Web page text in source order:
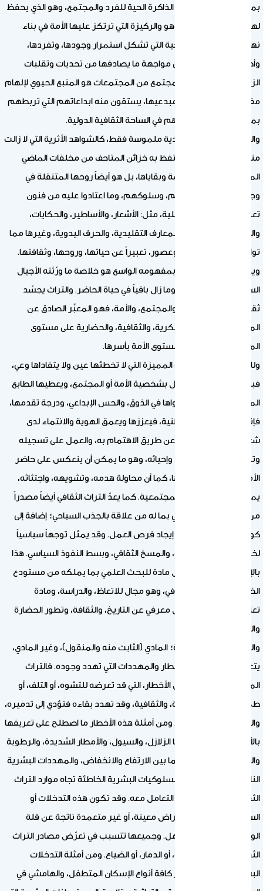
بمفهومة الواسع يمثل الذاكرة الحية للفرد والمجتمع، وهو الذي يحفظ
لهما الهوية والانتماء. وهو والركيزة التي ترتكز عليها الأمة في بناء
نهضتها، والجذور التاريخية التي تشكل استمرار وجودها، وتفردها،
وأصالتها، ويساعدها على مواجهة ما يصادفها من تحديات وتقلبات
الزمن. والتراث الثقافي لمجتمع من المجتمعات هو المنبع الحيوي لإلهام
مفكريها، ومثقفيها، ومبدعيها، يستقون منه ابداعاتهم التي تربطهم
بماضيهم وتعزز حضورهم في الساحة الثقافية الدولية.
والتراث لا يعني أشياءً مادية ملموسة فقط، كالشواهد الأثرية التي لا زالت
منتصبة القامة، أو ما تحتفظ به خزائن المتاحف من مخلفات الماضي
المادية وتمثل جسد الأمة وبقاياها، بل هو أيضاً روحها المتنقلة في
وجدان أفرادها، وذاكرتهم، وسلوكهم، وما اعتادوا عليه من فنون
تعبيرية، وأدائية، وتشكيلية، مثل: الأشعار، والأساطير، والحكايات،
والموسيقى الشعبية، والمعارف التقليدية، والحرف اليدوية، وغيرها مما
توارثته الأمة عبر أجيال وعصور، تعبيراً عن حياتها، وروحها، وثقافتها.
ويمكن القول إن التراث بمفهومه الواسع هو خلاصة ما ورّثته الأجيال
السالفة للأجيال الحالية، وما زال باقياً في حياة الحاضر. والتراث يجسّد
ثقافة الفرد، والجماعة، والمجتمع، والأمة، فهو المعبِّر الصادق عن
الموروثات والانجازات الفكرية، والثقافية، والحضارية على مستوى
المجتمع المحلي وعلى مستوى الأمة بأسرها.
وللتراث قيمته وأهميته المميزة التي لا تخطئها عين ولا يتفاداها وعي،
فبالإضافة إلى كونه يتصل بشخصية الأمة أو المجتمع، ويعطيها الطابع
المميز، كما يحدد مستواها في الذوق، والحس الإبداعي، ودرجة تقدمها،
فإنه يخدم قضاياها الوطنية، فيعززها ويعمق الهوية والانتماء لدى
شعبها. وقد يكون ذلك عن طريق الاهتمام به، والعمل على تسجيله
وتوثيقه، والحفاظ عليه، وإحيائه، وهو ما يمكن أن ينعكس على حاضر
الأمة، وسلوكيات أفرادها، كما أن محاولة هدمه، وتشويهه، واجتثاثه،
يمثل طمساً لذاكرتها المجتمعية. كما يعدّ التراث الثقافي أيضاً مصدراً
من مصادر الدخل الوطني بما له من علاقة بالجذب السياحي؛ إضافة إلى
كونه مصدراً من مصادر إيجاد فرص العمل. وقد يمثل توجهاً سياسياً
لخدمة أغراض السيطرة، والمسخ الثقافي، وبسط النفوذ السياسي. هذا
بالإضافة إلى كونه يشكّل مادة للبحث العلمي بما يملكه من مستودع
الخبرات، والتراكم المعرفي، وهو مجال للاتعاظ، والدراسة، ومادة
تعليمية للنشء، وسجل معرفي عن التاريخ، والثقافة، وتطور الحضارة
والفنون.
والتراث الثقافي بقسمية؛ المادي (الثابت منه والمنقول)، وغير المادي،
يتعرضان للعديد من الأخطار والمهددات التي تهدد وجوده. فالتراث
المادي تهدده العديد من الأخطار، التي قد تعرضه للتشوه، أو التلف، أو
طمس معالمه الحضارية، والثقافية، وقد تهدد بقاءه فتؤدي إلى تدميره،
والقضاء عليه واختفاءه. ومن أمثلة هذه الأخطار ما اصطلح على تعريفها
بالأخطار الطبيعية ومنها الزلازل، والسيول، والأمطار الشديدة، والرطوبة
والحرارة وتغير معدلاتهما بين الارتفاع والانخفاض، والمهددات البشرية
الناتجة عن التدخلات أو السلوكيات البشرية الخاطئة تجاه موارد التراث
الثقافي المادي، وطريقه التعامل معه. وقد تكون هذه التدخلات أو
السلوكيات متعمدة لأغراض معينة، أو غير متعمدة ناتجة عن قلة
الوعي، أو الإهمال، أو الجهل. وجميعها تتسبب في تعرّض مصادر التراث
الثقافي للتلف، أو التشوه، أو الدمار، أو الضياع. ومن أمثلة التدخلات
البشرية الخاطئة؛ انتشار كافة أنواع الإسكان المتطفل، والهامشي في